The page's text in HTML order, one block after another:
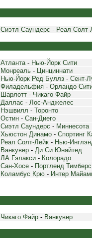
Сиэтл Саундерс - Реал Солт-
Атланта- Нью-Йорк Сити
Монреаль - Цинциннати
Нью-Йорк Ред Буллз - Сент-
Филадельфия - Орландо
Шарлотт - Чикаго Файр
Даллас - Лос-Анджелес
Нэшвилл - Торонто
Остин - Сан-Диего
Сиэтл Саундерс - Миннесота
Хьюстон Динамо - Спортинг
Реал Солт-Лейк - Нью-
Ванкувер - Ди Си Юнайтед
ЛА Гэлакси - Колорадо
Сан-Хосе - Портленд Тимберс
Коламбус Крю - Интер
Чикаго Файр - Ванкувер